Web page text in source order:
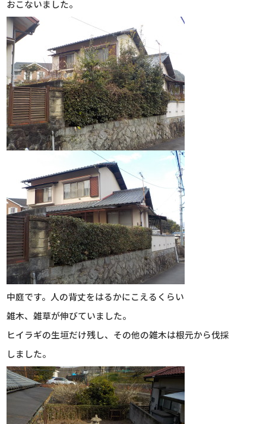
おこないました。
中庭です。人の背丈をはるかにこえるくらい
雑木、雑草が伸びていました。
ヒイラギの生垣だけ残し、その他の雑木は根元から伐採
しました。